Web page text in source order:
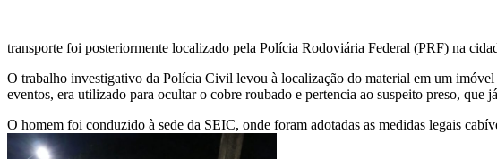
transporte foi posteriormente localizado pela Polícia Rodoviária Federal (PRF) na
O trabalho investigativo da Polícia Civil levou à localização do material em um
eventos, era utilizado para ocultar o cobre roubado e pertencia ao suspeito preso, que
O homem foi conduzido à sede da SEIC, onde foram adotadas as medidas legais